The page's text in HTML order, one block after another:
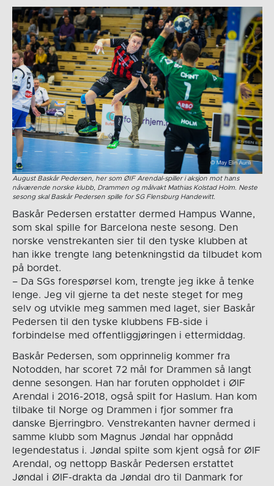
August Baskår Pedersen, her som ØIF Arendal-spiller i aksjon mot hans
nåværende norske klubb, Drammen og målvakt Mathias Kolstad Holm. Neste
sesong skal Baskår Pedersen spille for SG Flensburg Handewitt.
Baskår Pedersen erstatter dermed Hampus Wanne,
som skal spille for Barcelona neste sesong. Den
norske venstrekanten sier til den tyske klubben at
han ikke trengte lang betenkningstid da tilbudet kom
på bordet.
– Da SGs forespørsel kom, trengte jeg ikke å tenke
lenge. Jeg vil gjerne ta det neste steget for meg
selv og utvikle meg sammen med laget, sier Baskår
Pedersen til den tyske klubbens FB-side i
forbindelse med offentliggjøringen i ettermiddag.
Baskår Pedersen, som opprinnelig kommer fra
Notodden, har scoret 72 mål for Drammen så langt
denne sesongen. Han har foruten oppholdet i ØIF
Arendal i 2016-2018, også spilt for Haslum. Han kom
tilbake til Norge og Drammen i fjor sommer fra
danske Bjerringbro. Venstrekanten havner dermed i
samme klubb som Magnus Jøndal har oppnådd
legendestatus i. Jøndal spilte som kjent også for ØIF
Arendal, og nettopp Baskår Pedersen erstattet
Jøndal i ØIF-drakta da Jøndal dro til Danmark for